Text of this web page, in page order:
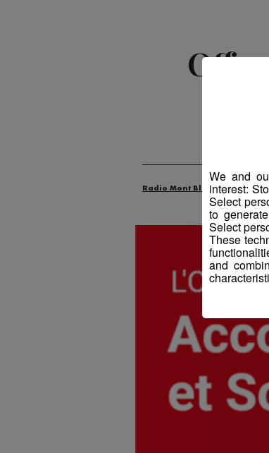
Radio Mont Blanc
We and
interest:
Select
to
Select
These
and